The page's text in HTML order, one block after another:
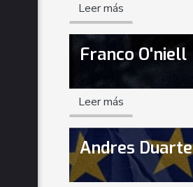
Leer más
Franco O'niell
Leer más
Andres Duarte